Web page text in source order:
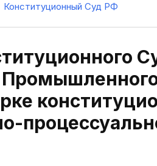
Конституционный Суд РФ